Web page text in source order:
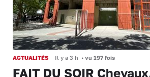
ACTUALITÉS Il y a 3 h • vu 197 fois
FAIT DU SOIR